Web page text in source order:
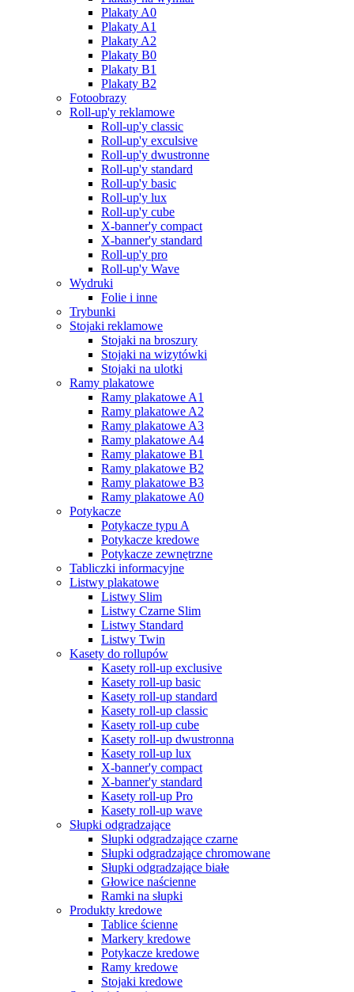
Plakaty A0
Plakaty A1
Plakaty A2
Plakaty B0
Plakaty B1
Plakaty B2
Fotoobrazy
Roll-up'y reklamowe
Roll-up'y classic
Roll-up'y exculsive
Roll-up'y dwustronne
Roll-up'y standard
Roll-up'y basic
Roll-up'y lux
Roll-up'y cube
X-banner'y compact
X-banner'y standard
Roll-up'y pro
Roll-up'y Wave
Wydruki
Folie i inne
Trybunki
Stojaki reklamowe
Stojaki na broszury
Stojaki na wizytówki
Stojaki na ulotki
Ramy plakatowe
Ramy plakatowe A1
Ramy plakatowe A2
Ramy plakatowe A3
Ramy plakatowe A4
Ramy plakatowe B1
Ramy plakatowe B2
Ramy plakatowe B3
Ramy plakatowe A0
Potykacze
Potykacze typu A
Potykacze kredowe
Potykacze zewnętrzne
Tabliczki informacyjne
Listwy plakatowe
Listwy Slim
Listwy Czarne Slim
Listwy Standard
Listwy Twin
Kasety do rollupów
Kasety roll-up exclusive
Kasety roll-up basic
Kasety roll-up standard
Kasety roll-up classic
Kasety roll-up cube
Kasety roll-up dwustronna
Kasety roll-up lux
X-banner'y compact
X-banner'y standard
Kasety roll-up Pro
Kasety roll-up wave
Słupki odgradzające
Słupki odgradzające czarne
Słupki odgradzające chromowane
Słupki odgradzające białe
Głowice naścienne
Ramki na słupki
Produkty kredowe
Tablice ścienne
Markery kredowe
Potykacze kredowe
Ramy kredowe
Stojaki kredowe